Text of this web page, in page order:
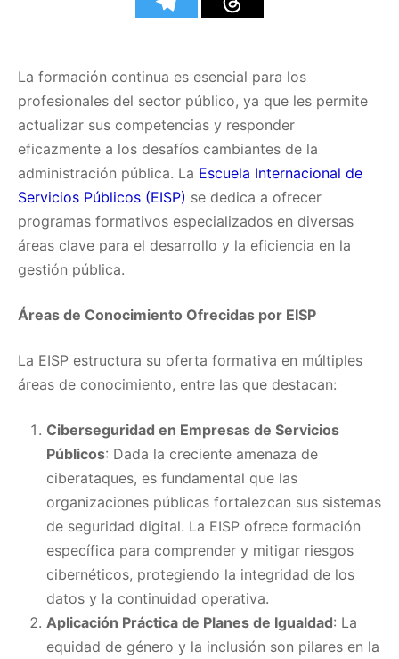
La formación continua es esencial para los
profesionales del sector público, ya que les permite
actualizar sus competencias y responder
eficazmente a los desafíos cambiantes de la
administración pública. La Escuela Internacional de
Servicios Públicos (EISP) se dedica a ofrecer
programas formativos especializados en diversas
áreas clave para el desarrollo y la eficiencia en la
gestión pública.
Áreas de Conocimiento Ofrecidas por EISP
La EISP estructura su oferta formativa en múltiples
áreas de conocimiento, entre las que destacan:
Ciberseguridad en Empresas de Servicios
Públicos: Dada la creciente amenaza de
ciberataques, es fundamental que las
organizaciones públicas fortalezcan sus sistemas
de seguridad digital. La EISP ofrece formación
específica para comprender y mitigar riesgos
cibernéticos, protegiendo la integridad de los
datos y la continuidad operativa.
Aplicación Práctica de Planes de Igualdad: La
equidad de género y la inclusión son pilares en la